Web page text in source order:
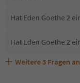
Hat Eden Goethe 2
Hat Eden Goethe 2
Sind Haustiere in
Welche Services
Erhalten die Gäste von Eden
Weitere 3 Fragen